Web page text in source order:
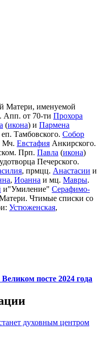
Матери, именуемой
Апп. от 70-ти Прохора
(икона) и Пармена
Тамбовского. Собор
Мч. Евстафия Анкирского.
Прп. Павла (икона)
Печерского.
, прмцц. Анастасии и
, Иоанна и мц. Мавры.
и"Умиление" Серафимо-
Чтимые списки со
Устюженская,
посте 2024 года